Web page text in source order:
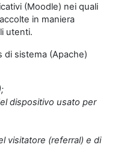
(Moodle) nei quali
in maniera
utenti.
di sistema (Apache)
dispositivo usato per
visitatore (referral) e di